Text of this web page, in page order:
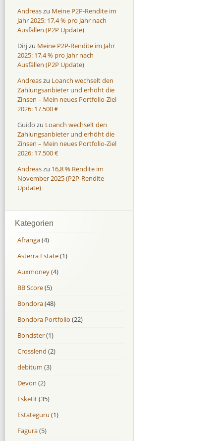
Andreaszu Meine P2P-Rendite im
Jahr 2025: 17,4 % pro Jahr nach
Ausfällen (P2P Update)
Dirjzu Meine P2P-Rendite im Jahr
2025: 17,4 % pro Jahr nach
Ausfällen (P2P Update)
Andreaszu Loanch wechselt den
Zahlungsanbieter und erhöht die
Zinsen – Mein neues Portfolio-Ziel
2026: 17.500 €
Guido zu Loanch wechselt den
Zahlungsanbieter und erhöht die
Zinsen – Mein neues Portfolio-Ziel
2026: 17.500 €
Andreaszu 16,8 % Rendite im
November 2025 (P2P-Rendite
Update)
Kategorien
Afranga(4)
Asterra Estate(1)
Auxmoney(4)
BB Score(5)
Bondora(48)
Bondora Portfolio (22)
Bondster(1)
Crosslend (2)
debitum (3)
Devon (2)
Esketit(35)
Estateguru (1)
Fagura(5)